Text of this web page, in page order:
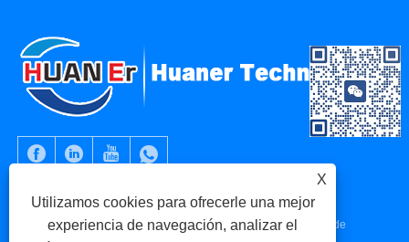
Copyright © 2023 Xiamen Huaner Technology Co., Ltd - Piezas de
X
Utilizamos cookies para ofrecerle una mejor
experiencia de navegación, analizar el